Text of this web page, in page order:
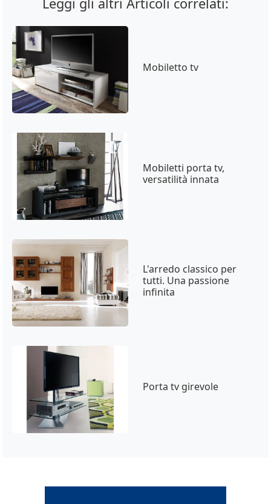
Mobiletto tv
Mobiletti porta tv,
versatilità innata
L'arredo classico per
tutti. Una passione
infinita
Porta tv girevole